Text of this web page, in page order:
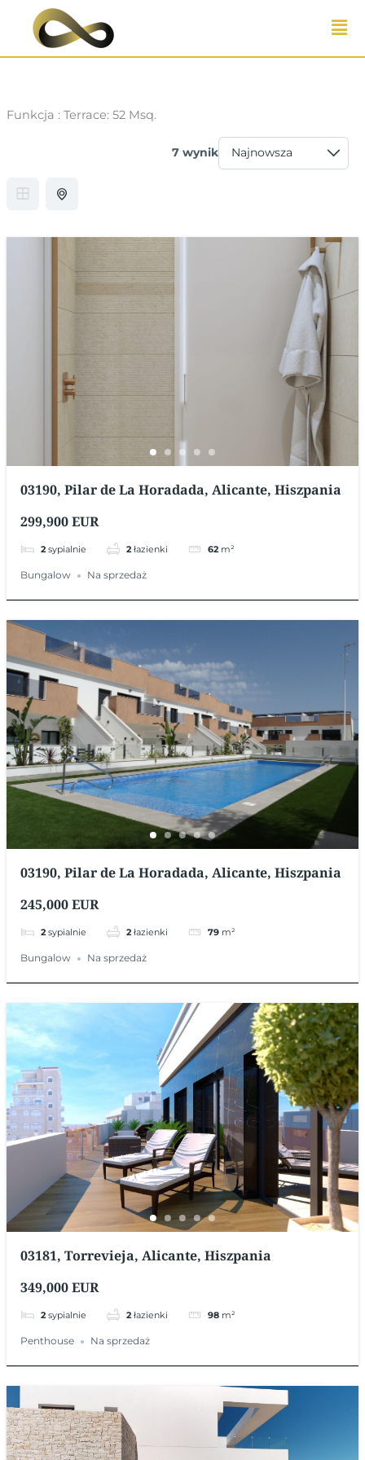
Przejdź
Funkcja : Terrace: 52 Msq.
7 wynik
03190, Pilar de La Horadada, Alicante, Hiszpania
299,900 EUR
2 sypialnie 2 łazienki 62 m²
Bungalow Na sprzedaż
03190, Pilar de La Horadada, Alicante, Hiszpania
245,000 EUR
2 sypialnie 2 łazienki 79 m²
Bungalow Na sprzedaż
03181, Torrevieja, Alicante, Hiszpania
349,000 EUR
2 sypialnie 2 łazienki 98 m²
Penthouse Na sprzedaż